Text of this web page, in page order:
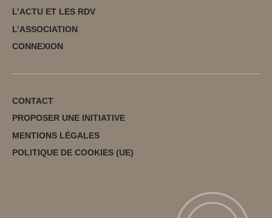
L’ACTU ET LES RDV
L’ASSOCIATION
CONNEXION
CONTACT
PROPOSER UNE INITIATIVE
MENTIONS LÉGALES
POLITIQUE DE COOKIES (UE)